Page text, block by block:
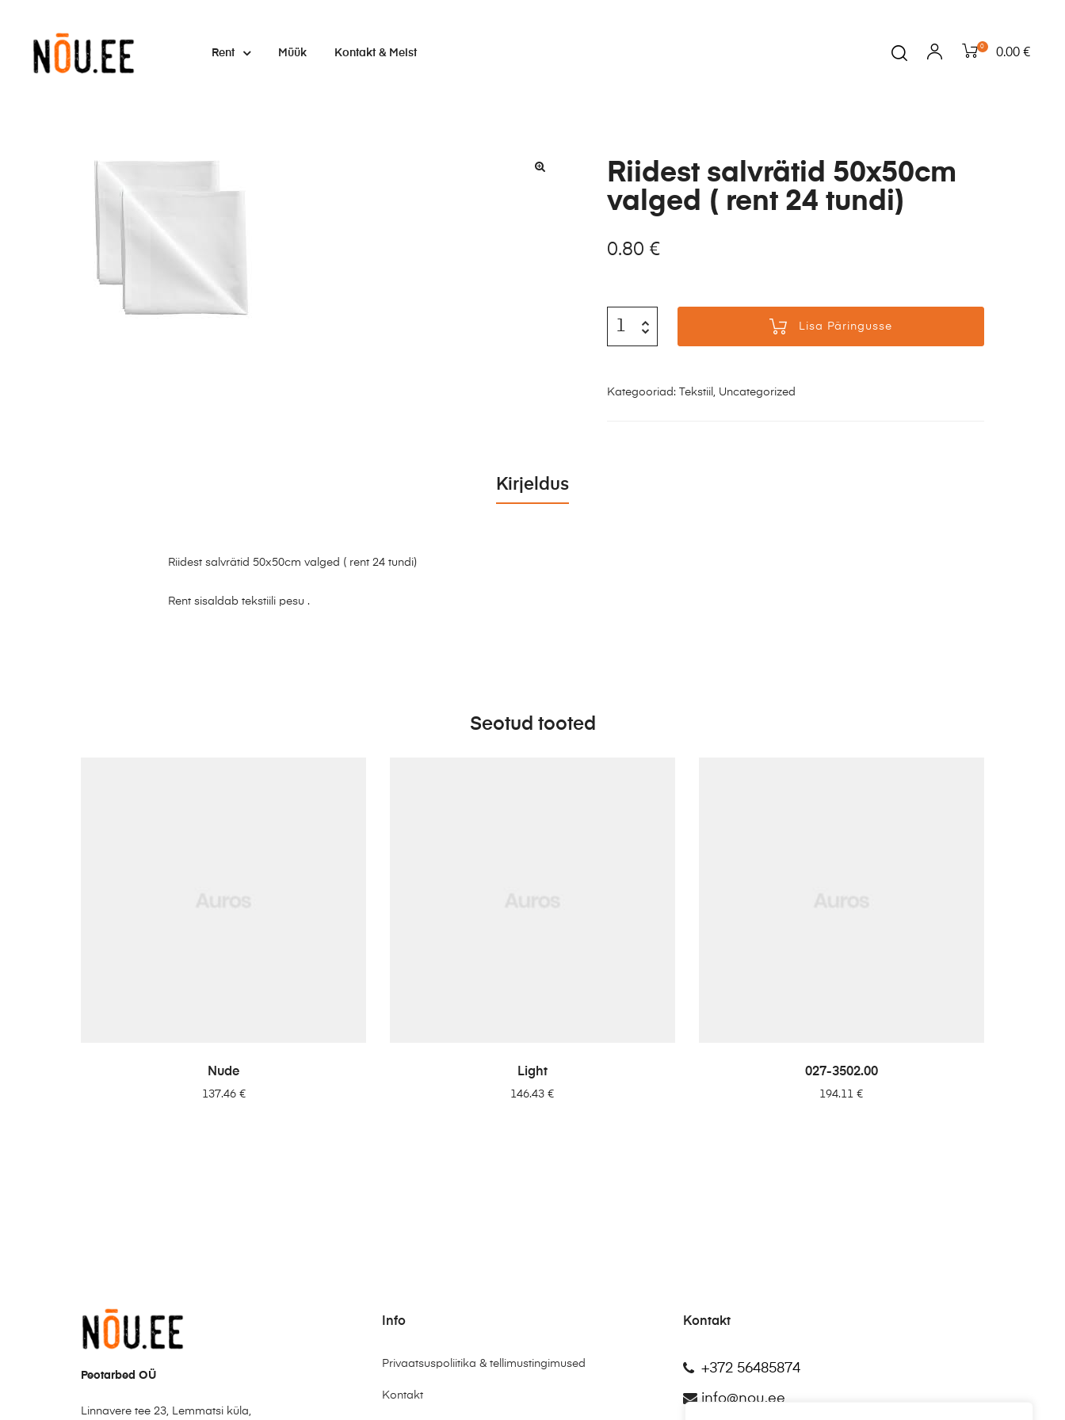
Rent Müük Kontakt & Meist
0 0.00 €
Riidest salvrätid 50x50cm
valged ( rent 24 tundi)
0.80 €
Lisa Päringusse
Kategooriad: Tekstiil , Uncategorized
Kirjeldus
Riidest salvrätid 50x50cm valged ( rent 24 tundi)
Rent sisaldab tekstiili pesu .
Seotud tooted
LISA PÄRINGUSSE
Nude
137.46 €
LISA PÄRINGUSSE
Light
146.43€
LISA PÄRINGUSSE
027-3502.00
194.11€
Peotarbed OÜ
Linnavere tee 23, Lemmatsi küla,
Info
Privaatsuspoliitika & tellimustingimused
Kontakt
Kontakt
+372 56485874
info@nou.ee